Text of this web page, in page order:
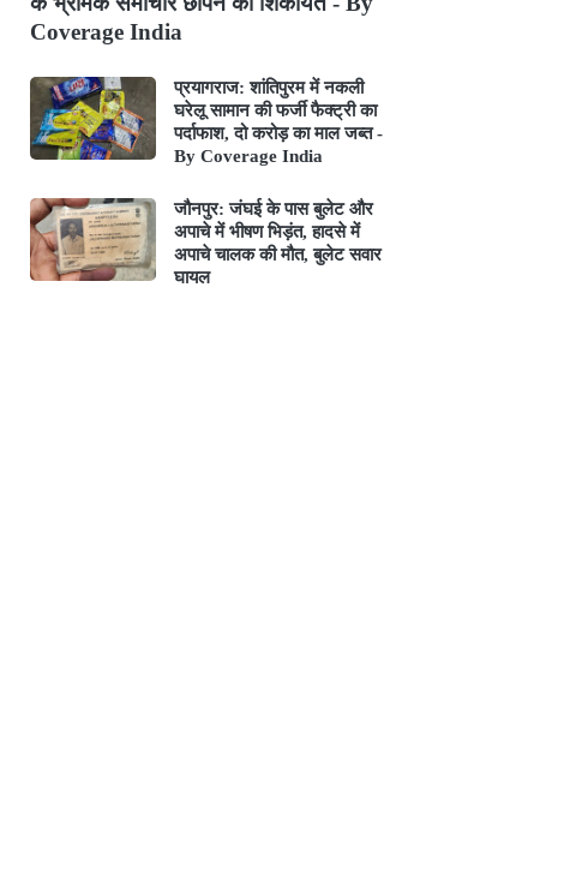
Coverage India
प्रयागराज: शांतिपुरम में नकली
घरेलू सामान की फर्जी फैक्ट्री का
पर्दाफाश, दो करोड़ का माल जब्त -
By Coverage India
जौनपुर: जंघई के पास बुलेट और
अपाचे में भीषण भिड़ंत, हादसे में
अपाचे चालक की मौत, बुलेट सवार
घायल